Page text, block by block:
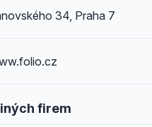
34, Praha 7
firem